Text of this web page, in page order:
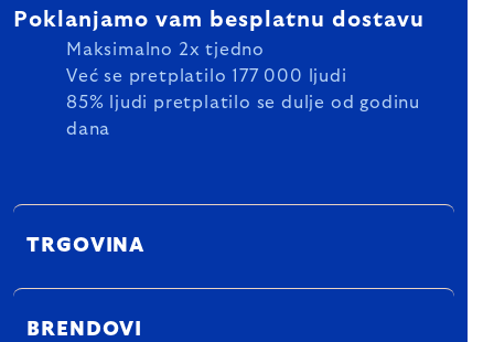
Poklanjamo vam besplatnu dostavu
Maksimalno 2x tjedno
Već se pretplatilo 177 000 ljudi
85% ljudi pretplatilo se dulje od godinu
dana
TRGOVINA
BRENDOVI